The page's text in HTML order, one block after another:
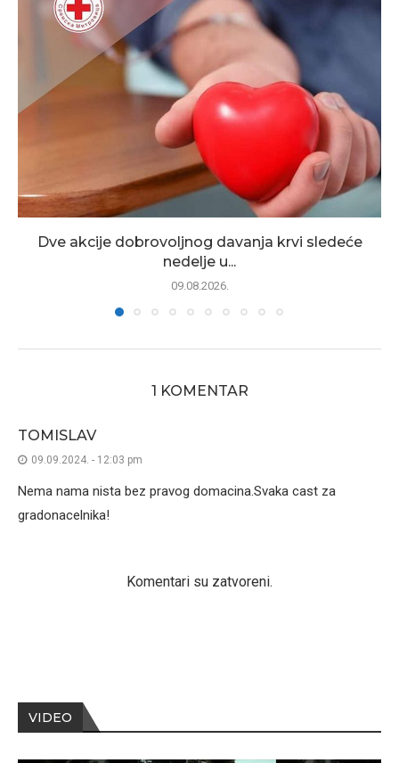
Dve akcije dobrovoljnog davanja krvi sledeće
nedelje u...
09.08.2026.
1 KOMENTAR
TOMISLAV
09.09.2024. - 12:03 pm
Nema nama nista bez pravog domacina.Svaka cast za
gradonacelnika!
Komentari su zatvoreni.
VIDEO